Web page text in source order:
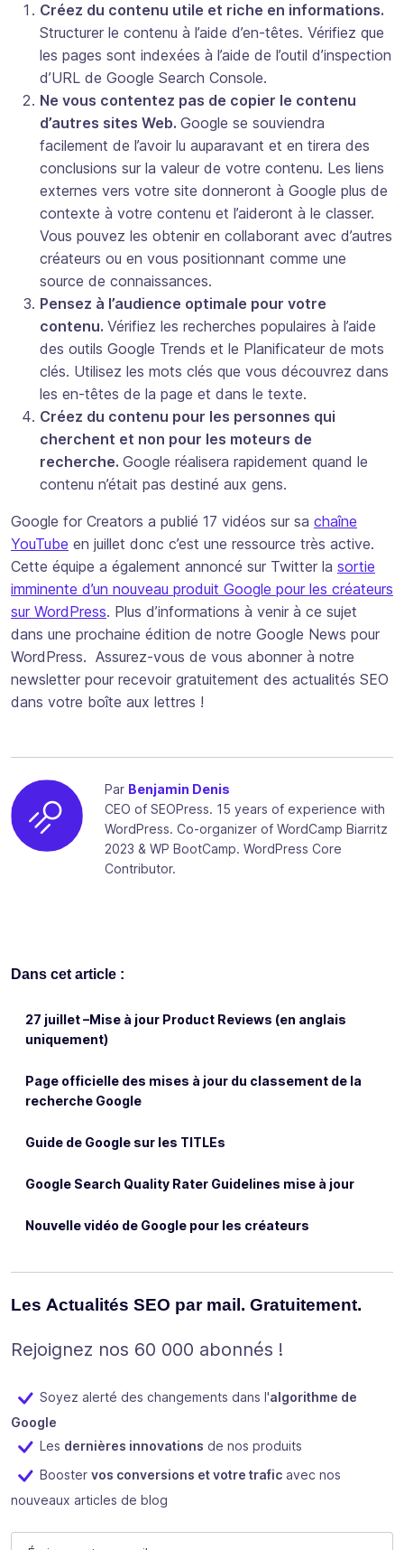
Créez du contenu utile et riche en informations.
Structurer le contenu à l’aide d’en-têtes. Vérifiez que
les pages sont indexées à l’aide de l’outil d’inspection
d’URL de Google Search Console.
Ne vous contentez pas de copier le contenu
d’autres sites Web. Google se souviendra
facilement de l’avoir lu auparavant et en tirera des
conclusions sur la valeur de votre contenu. Les liens
externes vers votre site donneront à Google plus de
contexte à votre contenu et l’aideront à le classer.
Vous pouvez les obtenir en collaborant avec d’autres
créateurs ou en vous positionnant comme une
source de connaissances.
Pensez à l’audience optimale pour votre
contenu. Vérifiez les recherches populaires à l’aide
des outils Google Trends et le Planificateur de mots
clés. Utilisez les mots clés que vous découvrez dans
les en-têtes de la page et dans le texte.
Créez du contenu pour les personnes qui
cherchent et non pour les moteurs de
recherche. Google réalisera rapidement quand le
contenu n’était pas destiné aux gens.
Google for Creators a publié 17 vidéos sur sa chaîne
YouTube en juillet donc c’est une ressource très active.
Cette équipe a également annoncé sur Twitter la sortie
imminente d’un nouveau produit Google pour les créateurs
sur WordPress. Plus d’informations à venir à ce sujet
dans une prochaine édition de notre Google News pour
WordPress. Assurez-vous de vous abonner à notre
newsletter pour recevoir gratuitement des actualités SEO
dans votre boîte aux lettres !
Par Benjamin Denis
CEO of SEOPress. 15 years of experience with
WordPress. Co-organizer of WordCamp Biarritz
2023 & WP BootCamp. WordPress Core
Contributor.
Dans cet article :
27 juillet –Mise à jour Product Reviews (en anglais
uniquement)
Page officielle des mises à jour du classement de la
recherche Google
Guide de Google sur les TITLEs
Google Search Quality Rater Guidelines mise à jour
Nouvelle vidéo de Google pour les créateurs
Les Actualités SEO par mail. Gratuitement.
Rejoignez nos 60 000 abonnés !
Soyez alerté des changements dans l'algorithme de
Google
Les dernières innovations de nos produits
Booster vos conversions et votre trafic avec nos
nouveaux articles de blog
Comments
E-mail (Nécessaire)